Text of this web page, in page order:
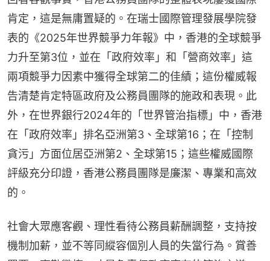
肯定，這是無庸置疑的。在瑞士國際管理發展學院發
表的《2025年世界競爭力年報》中，香港的全球競爭
力升至第3位，並在「政府效率」和「營商效率」這
兩項競爭力因素中獲得全球第二的佳績；這份權威報
告清楚肯定特區政府及公務員團隊的施政和表現。此
外，在世界銀行2024年的「世界管治指標」中，香港
在「政府效率」排名亞洲第3、全球第16；在「控制
貪污」方面位居亞洲第2、全球第15；這些權威國際
評級充分印證，香港公務員團隊是廉潔、專業和高效
的。
社會大眾應客觀、理性看待公務員薪酬調整，支持按
機制加薪，並不等同縱容個別人員的失當行為。賞善